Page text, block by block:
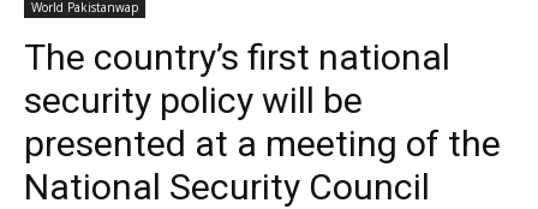
World Pakistanwap
The country’s first national
security policy will be
presented at a meeting of the
National Security Council